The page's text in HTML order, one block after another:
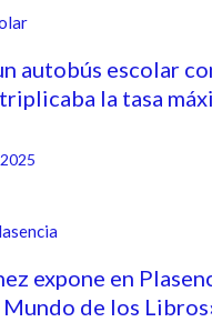
autobús escolar
la tasa
expone en
de los